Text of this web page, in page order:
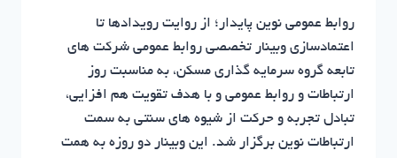
روابط عمومی نوین پایدار؛ از روایت رویدادها تا
اعتمادسازی وبینار تخصصی روابط عمومی شرکت های
تابعه گروه سرمایه گذاری مسکن، به مناسبت روز
ارتباطات و روابط عمومی و با هدف تقویت هم افزایی،
تبادل تجربه و حرکت از شیوه های سنتی به سمت
ارتباطات نوین برگزار شد. این وبینار دو روزه به همت